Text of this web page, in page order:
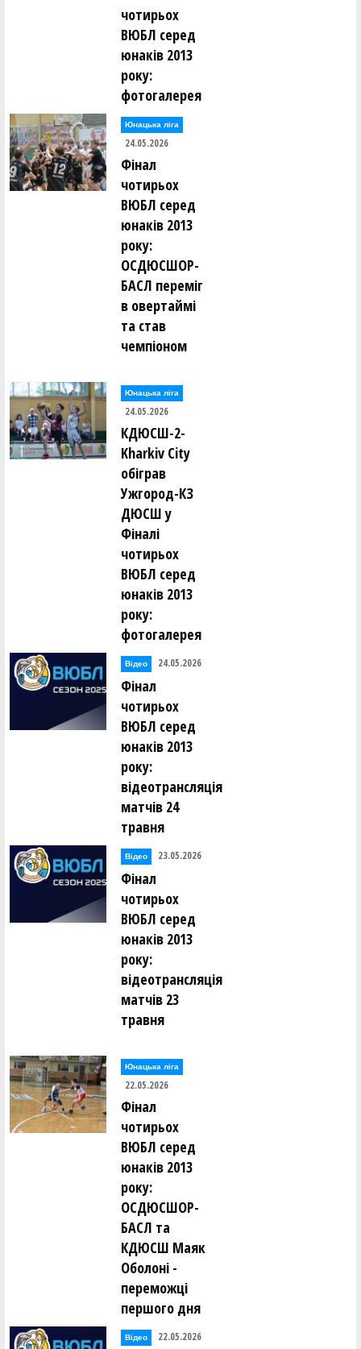
чотирьох
ВЮБЛ серед
юнаків 2013
року:
фотогалерея
Юнацька ліга
24.05.2026
Фінал
чотирьох
ВЮБЛ серед
юнаків 2013
року:
ОСДЮСШОР-
БАСЛ переміг
в овертаймі
та став
чемпіоном
Юнацька ліга
24.05.2026
КДЮСШ-2-
Kharkiv City
обіграв
Ужгород-КЗ
ДЮСШ у
Фіналі
чотирьох
ВЮБЛ серед
юнаків 2013
року:
фотогалерея
Відео 24.05.2026
Фінал
чотирьох
ВЮБЛ серед
юнаків 2013
року:
відеотрансляція
матчів 24
травня
Відео 23.05.2026
Фінал
чотирьох
ВЮБЛ серед
юнаків 2013
року:
відеотрансляція
матчів 23
травня
Юнацька ліга
22.05.2026
Фінал
чотирьох
ВЮБЛ серед
юнаків 2013
року:
ОСДЮСШОР-
БАСЛ та
КДЮСШ Маяк
Оболоні -
переможці
першого дня
Відео 22.05.2026